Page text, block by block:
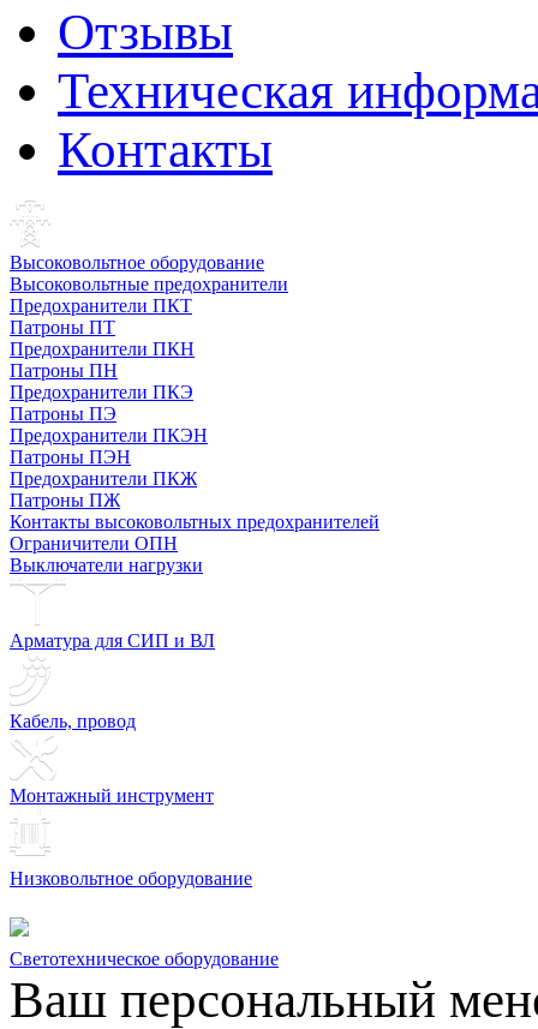
Отзывы
Техническая
Контакты
Высоковольтное оборудование
Высоковольтные предохранители
Предохранители ПКТ
Патроны ПТ
Предохранители ПКН
Патроны ПН
Предохранители ПКЭ
Патроны ПЭ
Предохранители ПКЭН
Патроны ПЭН
Предохранители ПКЖ
Патроны ПЖ
Контакты высоковольтных предохранителей
Ограничители ОПН
Выключатели нагрузки
Арматура для СИП и ВЛ
Кабель, провод
Монтажный инструмент
Низковольтное оборудование
Светотехническое оборудование
Ваш персональный